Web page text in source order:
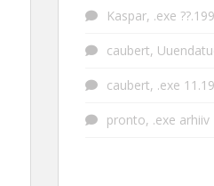
Kaspar, .exe
caubert,
caubert, .exe
pronto, .exe arhiiv